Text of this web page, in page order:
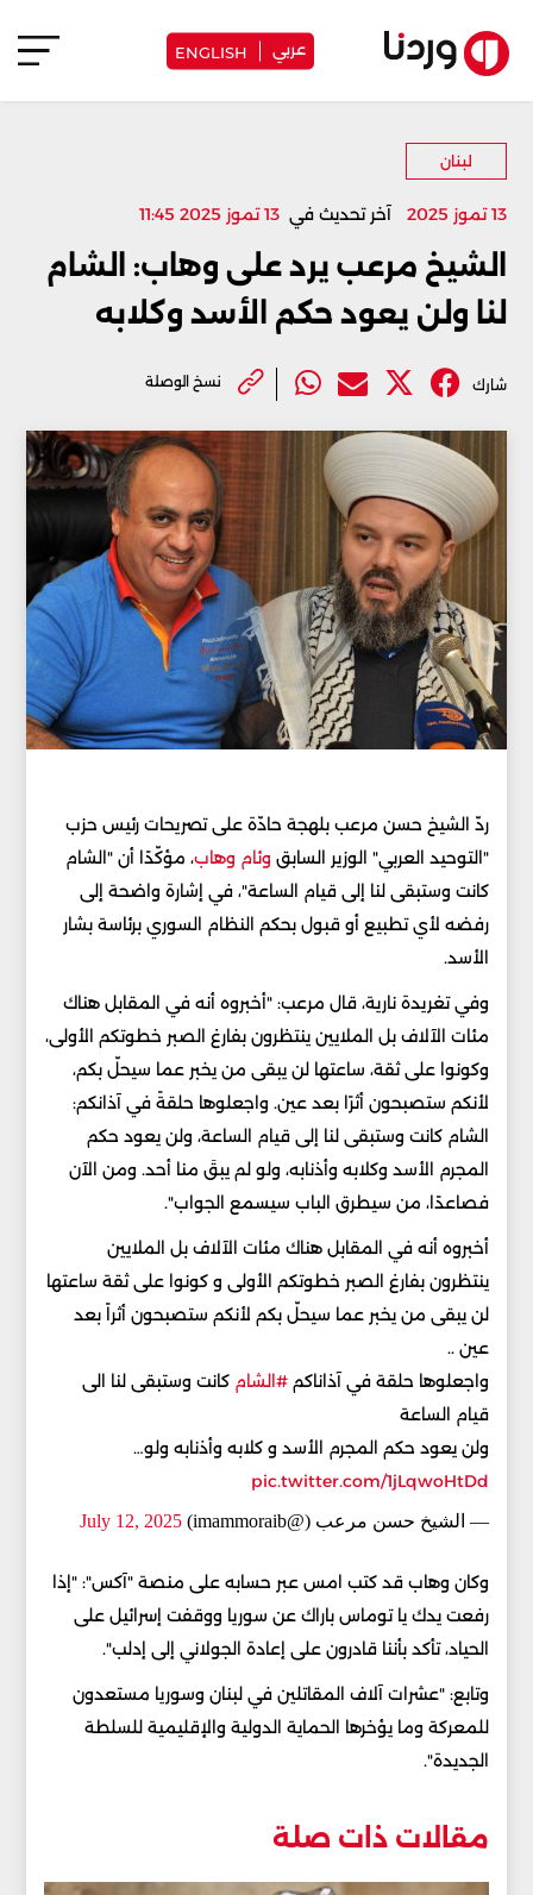
عربي ENGLISH
لبنان
13 تموز 2025 آخر تحديث في 13 تموز 2025 11:45
الشيخ مرعب يرد على وهاب: الشام
لنا ولن يعود حكم الأسد وكلابه
شارك نسخ الوصلة
ردّ الشيخ حسن مرعب بلهجة حادّة على تصريحات رئيس حزب
"التوحيد العربي" الوزير السابق وئام وهاب، مؤكّدًا أن "الشام
كانت وستبقى لنا إلى قيام الساعة"، في إشارة واضحة إلى
رفضه لأي تطبيع أو قبول بحكم النظام السوري برئاسة بشار
الأسد.
وفي تغريدة نارية، قال مرعب:‏ "أخبروه أنه في المقابل هناك
مئات الآلاف بل الملايين ينتظرون بفارغ الصبر خطوتكم الأولى،
وكونوا على ثقة، ساعتها لن يبقى من يخبر عما سيحلّ بكم،
لأنكم ستصبحون أثرًا بعد عين. واجعلوها حلقةً في آذانكم:
الشام كانت وستبقى لنا إلى قيام الساعة، ولن يعود حكم
المجرم الأسد وكلابه وأذنابه، ولو لم يبقَ منا أحد. ومن الآن
فصاعدًا، من سيطرق الباب سيسمع الجواب".
أخبروه أنه في المقابل هناك مئات الآلاف بل الملايين
ينتظرون بفارغ الصبر خطوتكم الأولى و كونوا على ثقة ساعتها
لن يبقى من يخبر عما سيحلّ بكم لأنكم ستصبحون أثراً بعد
عين ..
واجعلوها حلقة في آذاناكم#الشام كانت وستبقى لنا الى
قيام الساعة
ولن يعود حكم المجرم الأسد و كلابه وأذنابه ولو…
pic.twitter.com/1jLqwoHtDd
— الشيخ حسن مرعب (@imammoraib) July 12, 2025
وكان وهاب قد كتب امس عبر حسابه على منصة "آكس": "إذا
رفعت يدك يا توماس باراك عن سوريا ووقفت إسرائيل على
الحياد، تأكد بأننا قادرون على إعادة الجولاني إلى إدلب".
وتابع: "عشرات آلاف المقاتلين في لبنان وسوريا مستعدون
للمعركة وما يؤخرها الحماية الدولية والإقليمية للسلطة
الجديدة".
مقالات ذات صلة